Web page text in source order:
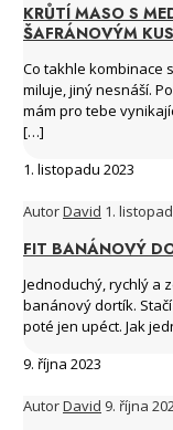
KRŮTÍ MASO S
ŠAFRÁNOVÝM
Co takhle kombinace
miluje, jiný nesnáší.
mám pro tebe
[…]
1. listopadu 2023
AutorDavid 1.
FIT BANÁNOVÝ
Jednoduchý, rychlý a
banánový dortík.
poté jen upéct. Jak
9. října 2023
AutorDavid 9. října